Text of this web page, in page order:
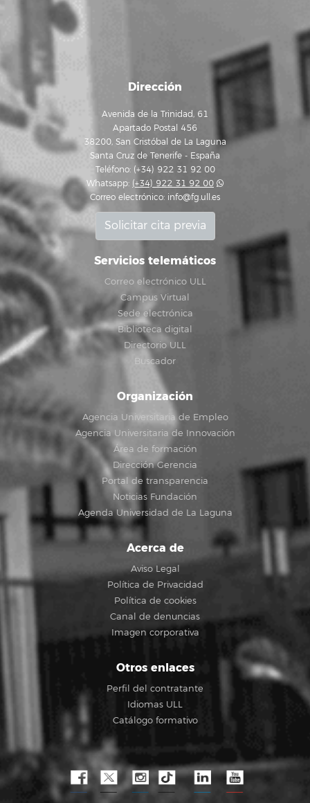
Dirección
Avenida de la Trinidad, 61
Apartado Postal 456
38200, San Cristóbal de La Laguna
Santa Cruz de Tenerife - España
Teléfono: (+34) 922 31 92 00
Whatsapp: (+34) 922 31 92 00
Correo electrónico: info@fg.ull.es
Solicitar cita previa
Servicios telemáticos
Correo electrónico ULL
Campus Virtual
Sede electrónica
Biblioteca digital
Directorio ULL
Buscador
Organización
Agencia Universitaria de Empleo
Agencia Universitaria de Innovación
Área de formación
Dirección Gerencia
Portal de transparencia
Noticias Fundación
Agenda Universidad de La Laguna
Acerca de
Aviso Legal
Política de Privacidad
Política de cookies
Canal de denuncias
Imagen corporativa
Otros enlaces
Perfil del contratante
Idiomas ULL
Catálogo formativo